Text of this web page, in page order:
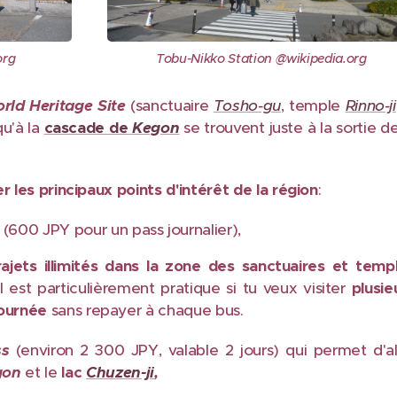
Tobu-Nikko Station @wikipedia.org
Heritage Site (sanctuaire Tosho-gu, temple Rinno-ji
la cascade deKegon se trouvent juste à la sortie
les principaux points d'intérêt de la région:
(600 JPY pour un pass journalier),
illimités dans la zone des sanctuaires et
est particulièrement pratique si tu veux visiter
sans repayer à chaque bus.
(environ 2 300 JPY, valable 2 jours) qui permet
et le lac Chuzen-ji,